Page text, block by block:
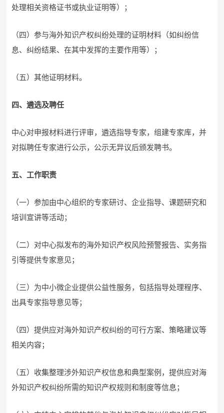
处理相关资格证书或执业证明等）；
（四）参与海外知识产权纠纷处理的证明材料（如纠纷信
息、纠纷结果、在其中发挥的主要作用等）；
（五）其他证明材料。
四、遴选及聘任
中心对申报材料进行评审，遴选指导专家，组建专家库，并
对拟聘任专家进行公示，公示无异议后颁发聘书。
五、工作职责
（一）参加由中心组织的专家研讨、企业指导、课题研究和
培训宣讲等活动；
（二）对中心拟发布的海外知识产权风险预警报告、实务指
引等提供专家意见；
（三）为中小微企业提供公益性服务，包括指导处理程序、
出具专家指导意见等；
（四）提供应对海外知识产权纠纷的可行方案、策略建议等
相关内容；
（五）收集整理涉外知识产权信息和典型案例，提供应对海
外知识产权纠纷所需的知识产权规则和制度等信息；